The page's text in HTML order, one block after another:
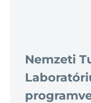
Nemzeti